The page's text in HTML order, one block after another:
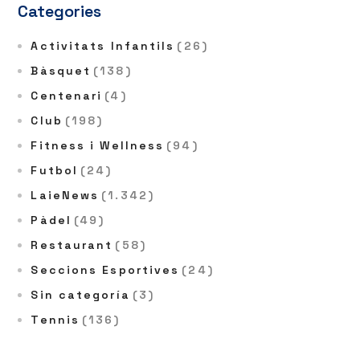
Categories
Activitats Infantils (26)
Bàsquet (138)
Centenari (4)
Club (198)
Fitness i Wellness (94)
Futbol (24)
LaieNews (1.342)
Pàdel (49)
Restaurant (58)
Seccions Esportives (24)
Sin categoría (3)
Tennis (136)